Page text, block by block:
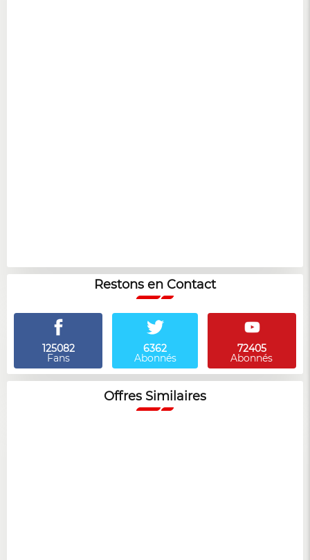
Restons en Contact
125082
Fans
6362
Abonnés
72405
Abonnés
Offres Similaires